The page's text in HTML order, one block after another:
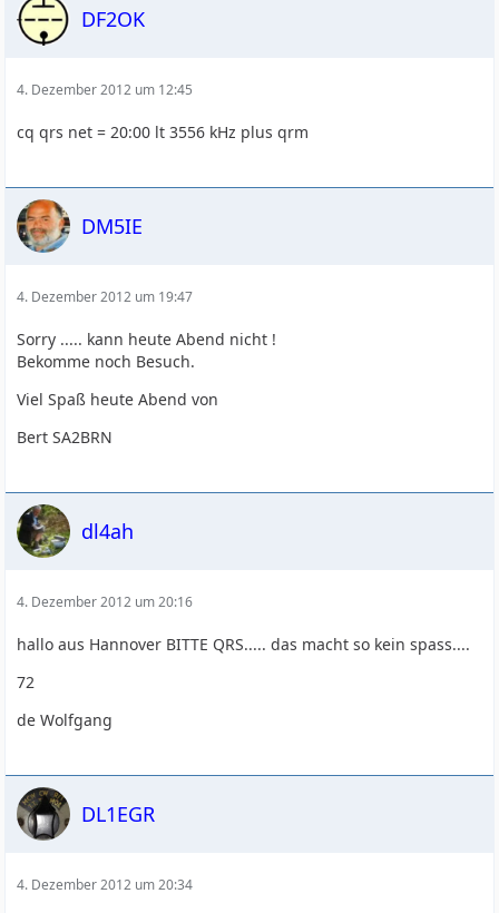
DF2OK
4. Dezember 2012 um 12:45
cq qrs net = 20:00 lt 3556 kHz plus qrm
DM5IE
4. Dezember 2012 um 19:47
Sorry ..... kann heute Abend nicht !
Bekomme noch Besuch.
Viel Spaß heute Abend von
Bert SA2BRN
dl4ah
4. Dezember 2012 um 20:16
hallo aus Hannover BITTE QRS..... das macht so kein spass....
72
de Wolfgang
DL1EGR
4. Dezember 2012 um 20:34